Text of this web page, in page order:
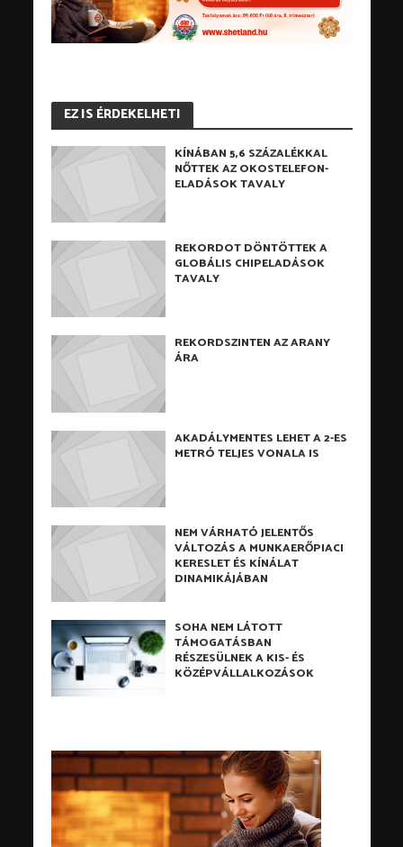
EZ IS ÉRDEKELHETI
KÍNÁBAN 5,6 SZÁZALÉKKAL
NŐTTEK AZ OKOSTELEFON-
ELADÁSOK TAVALY
REKORDOT DÖNTÖTTEK A
GLOBÁLIS CHIPELADÁSOK
TAVALY
REKORDSZINTEN AZ ARANY
ÁRA
AKADÁLYMENTES LEHET A 2-ES
METRÓ TELJES VONALA IS
NEM VÁRHATÓ JELENTŐS
VÁLTOZÁS A MUNKAERŐPIACI
KERESLET ÉS KÍNÁLAT
DINAMIKÁJÁBAN
SOHA NEM LÁTOTT
TÁMOGATÁSBAN
RÉSZESÜLNEK A KIS- ÉS
KÖZÉPVÁLLALKOZÁSOK